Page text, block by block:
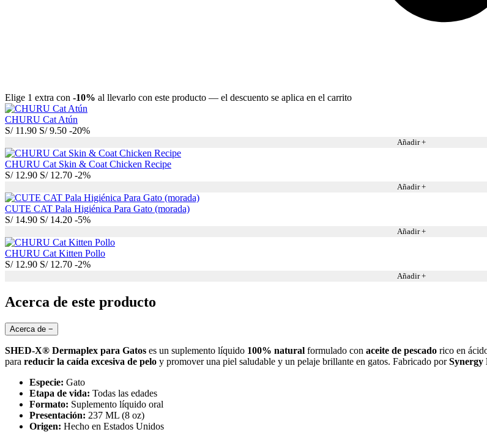
Elige 1 extra con -10% al llevarlo con este producto — el descuento se aplica en el carrito
CHURU Cat Atún
S/11.90 S/9.50 -20%
Añadir +
CHURU Cat Skin & Coat Chicken Recipe
S/12.90 S/12.70 -2%
Añadir +
CUTE CAT Pala Higiénica Para Gato (morada)
S/14.90 S/14.20 -5%
Añadir +
CHURU Cat Kitten Pollo
S/12.90 S/12.70 -2%
Añadir +
Acerca de este producto
Acerca de −
SHED-X® Dermaplex para Gatos es un suplemento líquido 100% natural formulado con aceite de pescado rico en
para reducir la caída excesiva de pelo y promover una piel saludable y un pelaje brillante en gatos. Fabricado porSynergy
Especie: Gato
Etapa de vida: Todas las edades
Formato: Suplemento líquido oral
Presentación: 237 ML (8 oz)
Origen: Hecho en Estados Unidos